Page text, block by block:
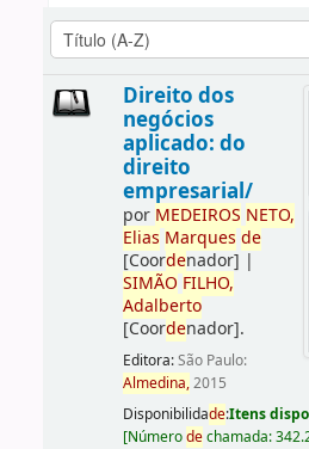
Direito dos
negócios
aplicado: do
direito
empresarial/
por MEDEIROS NETO,
Elias Marques de
[Coordenador] |
SIMÃO FILHO,
Adalberto
[Coordenador].
Editora:São Paulo:
Almedina,2015
Disponibilidade:Itens
[Númerodechamada: